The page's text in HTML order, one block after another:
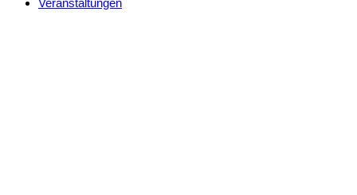
Veranstaltungen